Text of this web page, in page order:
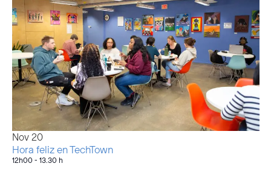
Nov 20
Hora feliz en TechTown
12h00- 13.30 h